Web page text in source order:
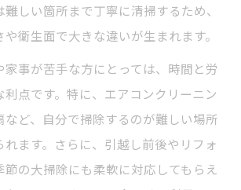
しい箇所まで丁寧に清掃するため、
衛生面で大きな違いが生まれます。
家事が苦手な方にとっては、時間と労
点です。特に、エアコンクリーニン
など、自分で掃除するのが難しい場所
ます。さらに、引越し前後やリフォ
の大掃除にも柔軟に対応してもらえ